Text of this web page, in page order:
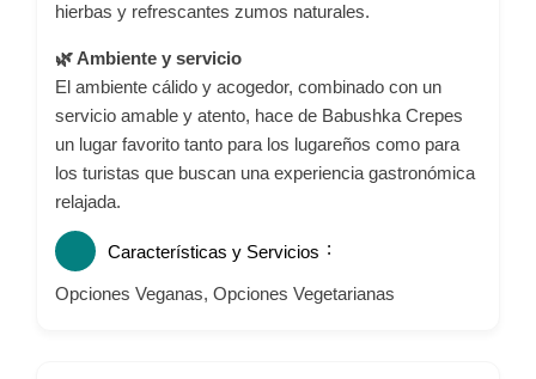
hierbas y refrescantes zumos naturales.
🌿 Ambiente y servicio
El ambiente cálido y acogedor, combinado con un
servicio amable y atento, hace de Babushka Crepes
un lugar favorito tanto para los lugareños como para
los turistas que buscan una experiencia gastronómica
relajada.
Características y Servicios
Opciones Veganas, Opciones Vegetarianas